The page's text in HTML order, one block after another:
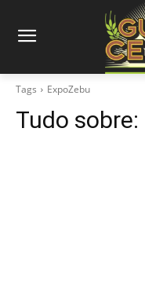
Tags ExpoZebu
Tudo sobre: